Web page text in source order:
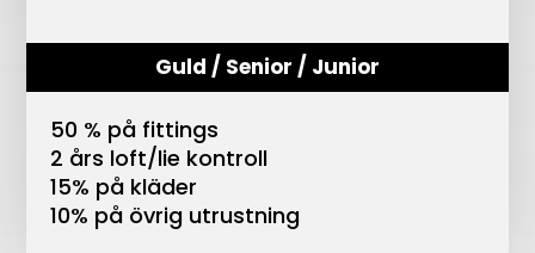
Guld / Senior / Junior
50 % på fittings
2 års loft/lie kontroll
15% på kläder
10% på övrig utrustning